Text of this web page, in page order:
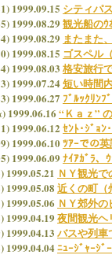
1999.09.15 シティパ
1999.08.29 観光船のｳ
1999.08.29 またまた
1999.08.15 ゴスペル
1999.08.03 格安旅行
1999.07.24短い時間
1999.06.27 ﾌﾞﾙｯｸﾘﾝﾌ
1999.06.16 “Ｋａｚ”
1999.06.12 ｾﾝﾄ･ｼﾞｮﾝ
1999.06.10ﾂｱｰでの英
1999.06.09 ﾅｲｱｶﾞﾗ、
1999.05.21 ＮＹ観光で
1999.05.08 近くの町（
1999.05.06 ＮＹ郊外の
1999.04.19 夜間観光ヘ
1999.04.13 バスや列車
1999.04.04ﾆｭｰｼﾞｬｰｼﾞ